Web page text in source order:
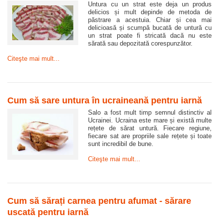
Untura cu un strat este deja un produs
delicios și mult depinde de metoda de
păstrare a acestuia. Chiar și cea mai
delicioasă și scumpă bucată de untură cu
un strat poate fi stricată dacă nu este
sărată sau depozitată corespunzător.
Citeşte mai mult...
Cum să sare untura în ucraineană pentru iarnă
Salo a fost mult timp semnul distinctiv al
Ucrainei. Ucraina este mare și există multe
rețete de sărat untură. Fiecare regiune,
fiecare sat are propriile sale rețete și toate
sunt incredibil de bune.
Citeşte mai mult...
Cum să sărați carnea pentru afumat - sărare
uscată pentru iarnă